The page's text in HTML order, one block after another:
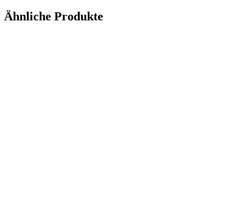
Ähnliche Produkte